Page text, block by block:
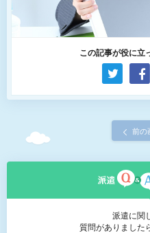
この記事が役に立
前の
派遣に関
質問がありました